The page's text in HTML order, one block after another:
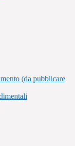
(da pubblicare